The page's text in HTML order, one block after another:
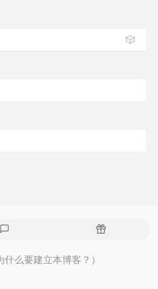
🎲
评
论
随
么要建立本博客？）